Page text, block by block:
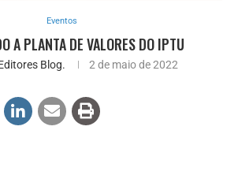
Eventos
A PLANTA DE VALORES DO IPTU
Blog. 2 de maio de 2022